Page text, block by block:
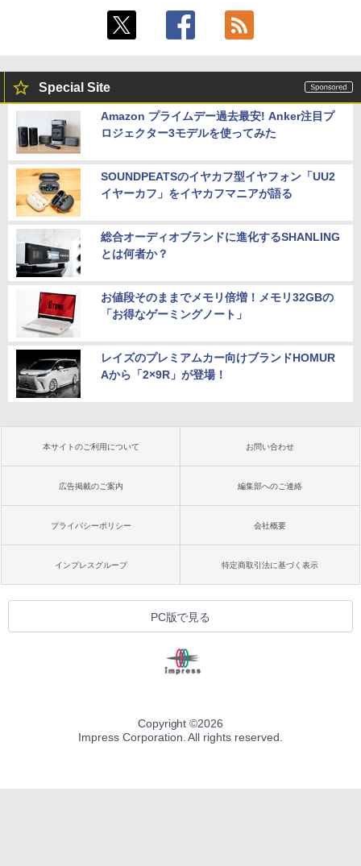
Special Site
Amazon プライムデー過去最安! Anker注目プ
ロジェクター3モデルを使ってみた
SOUNDPEATSのイヤカフ型イヤフォン「UU2
イヤーカフ」をイヤカフマニアが語る
総合オーディオブランドに進化するSHANLING
とは何者か？
お値段そのままでメモリ倍増！メモリ32GBの
「お得なゲーミングノート」
レイズのプレミアムカー向けブランドHOMUR
Aから「2×9R」が登場！
本サイトのご利用について お問い合わせ
広告掲載のご案内 編集部へのご連絡
プライバシーポリシー 会社概要
インプレスグループ 特定商取引法に基づく表示
PC版で見る
Copyright ©2026
Impress Corporation. All rights reserved.